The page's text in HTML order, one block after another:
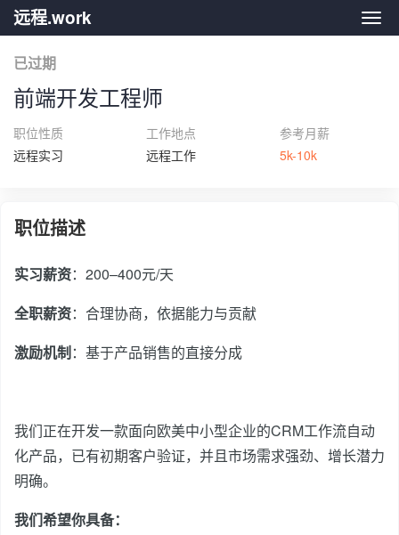
远
远程.work
已过期
前端开发工程师
职位性质
远程实习
工作地点
远程工作
参考月薪
5k-10k
职位描述
实习薪资：200–400元/天
全职薪资：合理协商，依据能力与贡献
激励机制：基于产品销售的直接分成
我们正在开发一款面向欧美中小型企业的CRM工作流自动
化产品，已有初期客户验证，并且市场需求强劲、增长潜力
明确。
我们希望你具备：